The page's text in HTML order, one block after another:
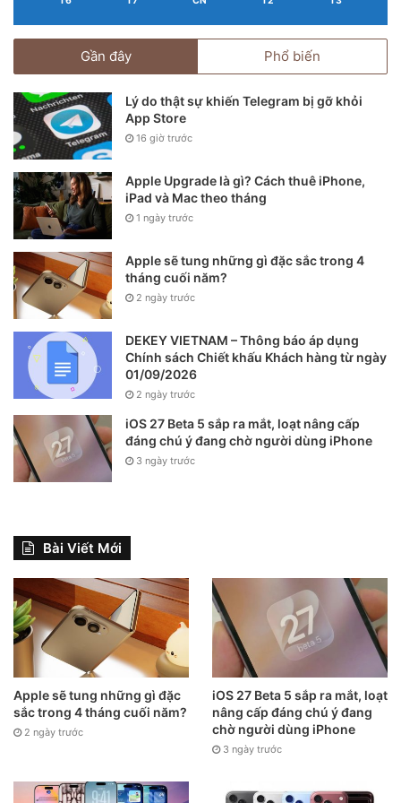
Gần đây Phổ biến
Lý do thật sự khiến Telegram bị gỡ khỏi
App Store
16 giờ trước
Apple Upgrade là gì? Cách thuê iPhone,
iPad và Mac theo tháng
1 ngày trước
Apple sẽ tung những gì đặc sắc trong 4
tháng cuối năm?
2 ngày trước
DEKEY VIETNAM – Thông báo áp dụng
Chính sách Chiết khấu Khách hàng từ ngày
01/09/2026
2 ngày trước
iOS 27 Beta 5 sắp ra mắt, loạt nâng cấp
đáng chú ý đang chờ người dùng iPhone
3 ngày trước
Bài Viết Mới
Apple sẽ tung những gì đặc
sắc trong 4 tháng cuối năm?
2 ngày trước
iOS 27 Beta 5 sắp ra mắt, loạt
nâng cấp đáng chú ý đang
chờ người dùng iPhone
3 ngày trước